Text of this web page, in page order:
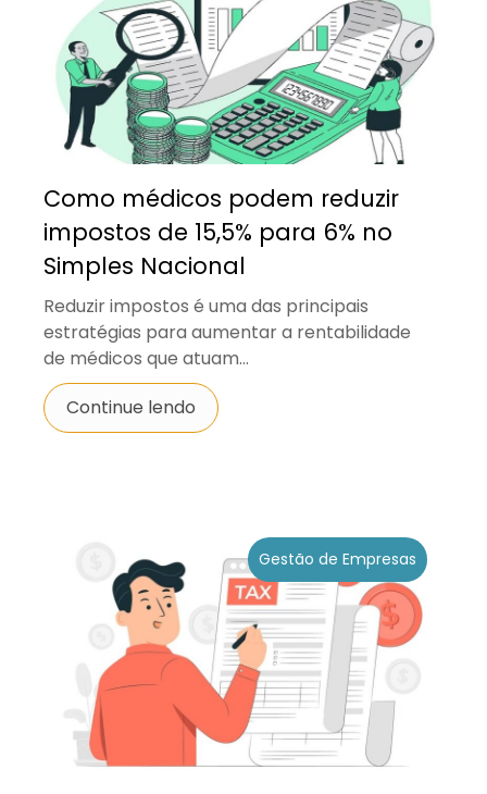
Como médicos podem reduzir
impostos de 15,5% para 6% no
Simples Nacional
Reduzir impostos é uma das principais
estratégias para aumentar a rentabilidade
de médicos que atuam...
Continue lendo
Gestão de Empresas